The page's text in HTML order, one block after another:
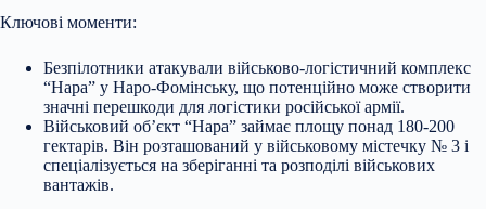
Ключові моменти:
Безпілотники атакували військово-логістичний комплекс
“Нара” у Наро-Фомінську, що потенційно може створити
значні перешкоди для логістики російської армії.
Військовий об’єкт “Нара” займає площу понад 180-200
гектарів. Він розташований у військовому містечку № 3 і
спеціалізується на зберіганні та розподілі військових
вантажів.